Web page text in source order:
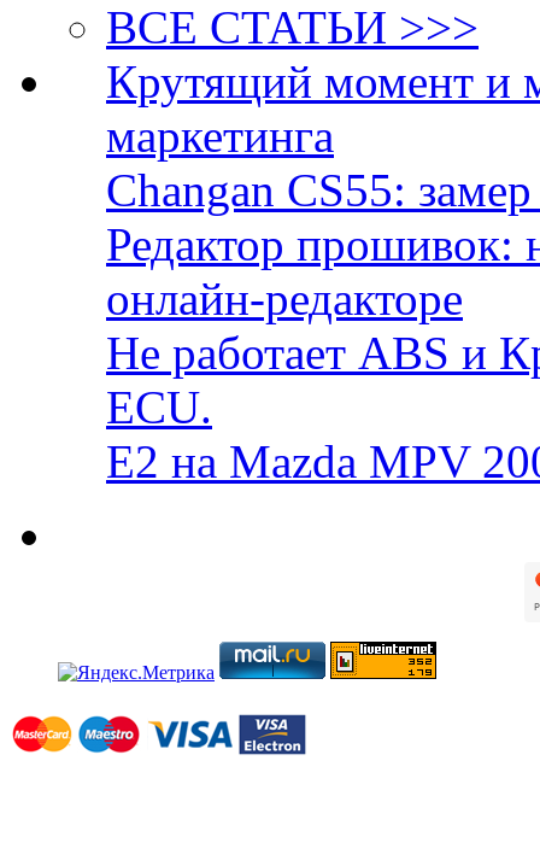
ВСЕ СТАТЬИ >>>
Крутящий момент и
маркетинга
Changan CS55:
Редактор прошивок:
онлайн-редакторе
Не работает ABS и
ECU.
E2 на Mazda MPV